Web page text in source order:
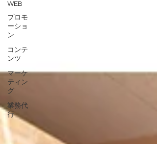
WEB
プロモ
ーショ
ン
コンテ
ンツ
マーケ
ティン
グ
業務代
行